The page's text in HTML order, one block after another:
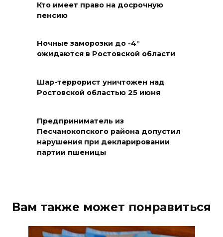
09 августа 2026 12:01
финансовой грамотности
09 августа 2026 11:43
Донской колледж закупил
комплексы БПЛА для
обучения пилотированию
до +40 °C
09 августа 2026 10:31
Кто имеет право на досрочную
пенсию
Ночные заморозки до -4°
ожидаются в Ростовской области
Шар-террорист уничтожен над
Ростовской областью 25 июня
Предприниматель из
Песчанокопского района допустил
нарушения при декларировании
партии пшеницы
Вам также может понравиться